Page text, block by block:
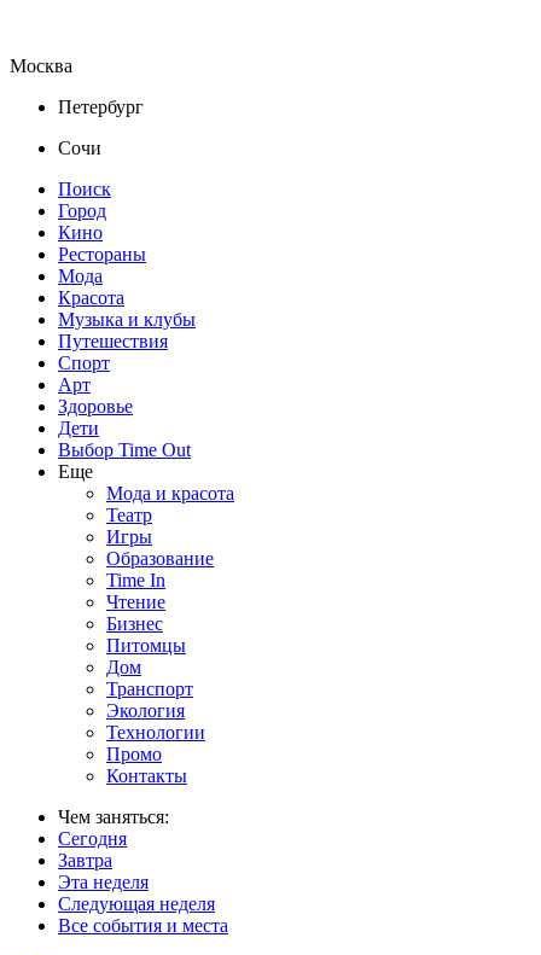
Москва
Петербург
Сочи
Поиск
Город
Кино
Рестораны
Мода
Красота
Музыка и клубы
Путешествия
Спорт
Арт
Здоровье
Дети
Выбор Time Out
Еще
Мода и красота
Театр
Игры
Образование
Time In
Чтение
Бизнес
Питомцы
Дом
Транспорт
Экология
Технологии
Промо
Контакты
Чем заняться:
Сегодня
Завтра
Эта неделя
Следующая неделя
Все события и места